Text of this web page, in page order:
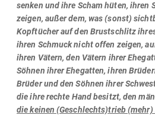
senken und ihre Scham hüten, ihren
zeigen, außer dem, was (sonst)
Kopftücher auf den Brustschlitz
ihren Schmuck nicht offen zeigen,
ihren Vätern, den Vätern ihrer
Söhnen ihrer Ehegatten, ihren
Brüder und den Söhnen ihrer
die ihre rechte Hand besitzt, den
die keinen (Geschlechts)trieb (mehr)